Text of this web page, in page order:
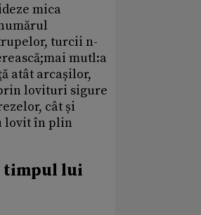
mica
turcii n-
mutl:a
atât arcașilor,
lovituri sigure
cât și
lovit în plin
timpul lui